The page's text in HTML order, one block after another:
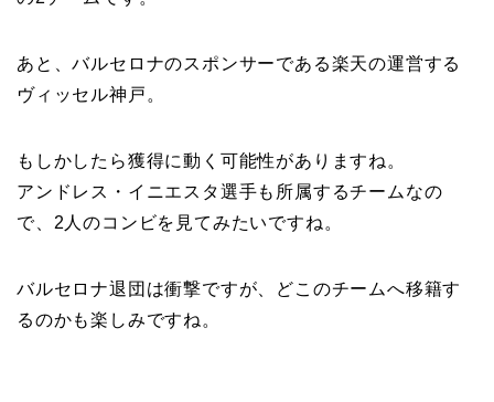
あと、バルセロナのスポンサーである楽天の運営する
ヴィッセル神戸。
もしかしたら獲得に動く可能性がありますね。
アンドレス・イニエスタ選手も所属するチームなの
で、2人のコンビを見てみたいですね。
バルセロナ退団は衝撃ですが、どこのチームへ移籍す
るのかも楽しみですね。